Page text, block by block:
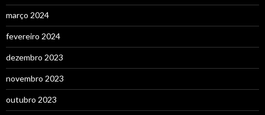
março 2024
fevereiro 2024
dezembro 2023
novembro 2023
outubro 2023